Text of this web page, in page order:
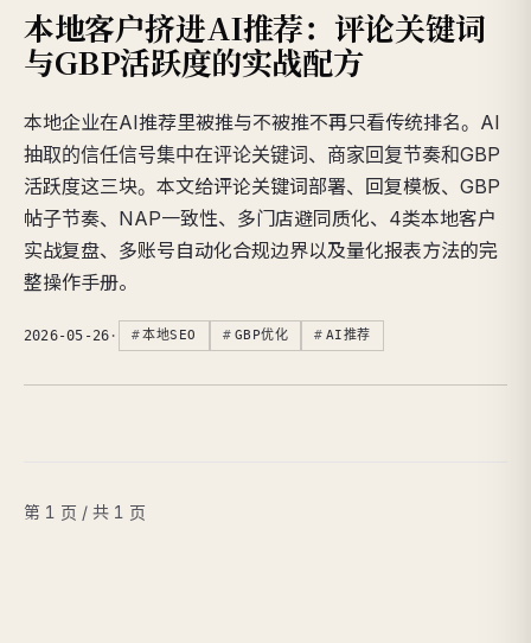
本地客户挤进AI推荐：评论关键词
与GBP活跃度的实战配方
本地企业在AI推荐里被推与不被推不再只看传统排名。AI
抽取的信任信号集中在评论关键词、商家回复节奏和GBP
活跃度这三块。本文给评论关键词部署、回复模板、GBP
帖子节奏、NAP一致性、多门店避同质化、4类本地客户
实战复盘、多账号自动化合规边界以及量化报表方法的完
整操作手册。
2026-05-26 · 本地SEO GBP优化 AI推荐
第 1 页 / 共 1 页